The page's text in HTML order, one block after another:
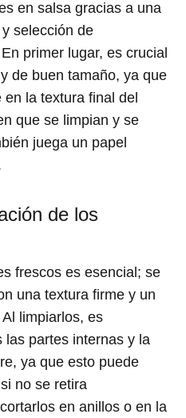
en salsa gracias a una
selección de
primer lugar, es crucial
de buen tamaño, ya que
la textura final del
que se limpian y se
juega un papel
de los
frescos es esencial; se
una textura firme y un
limpiarlos, es
las partes internas y la
ya que esto puede
no se retira
en anillos o en la